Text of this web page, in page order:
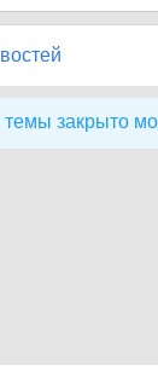
темы закрыто